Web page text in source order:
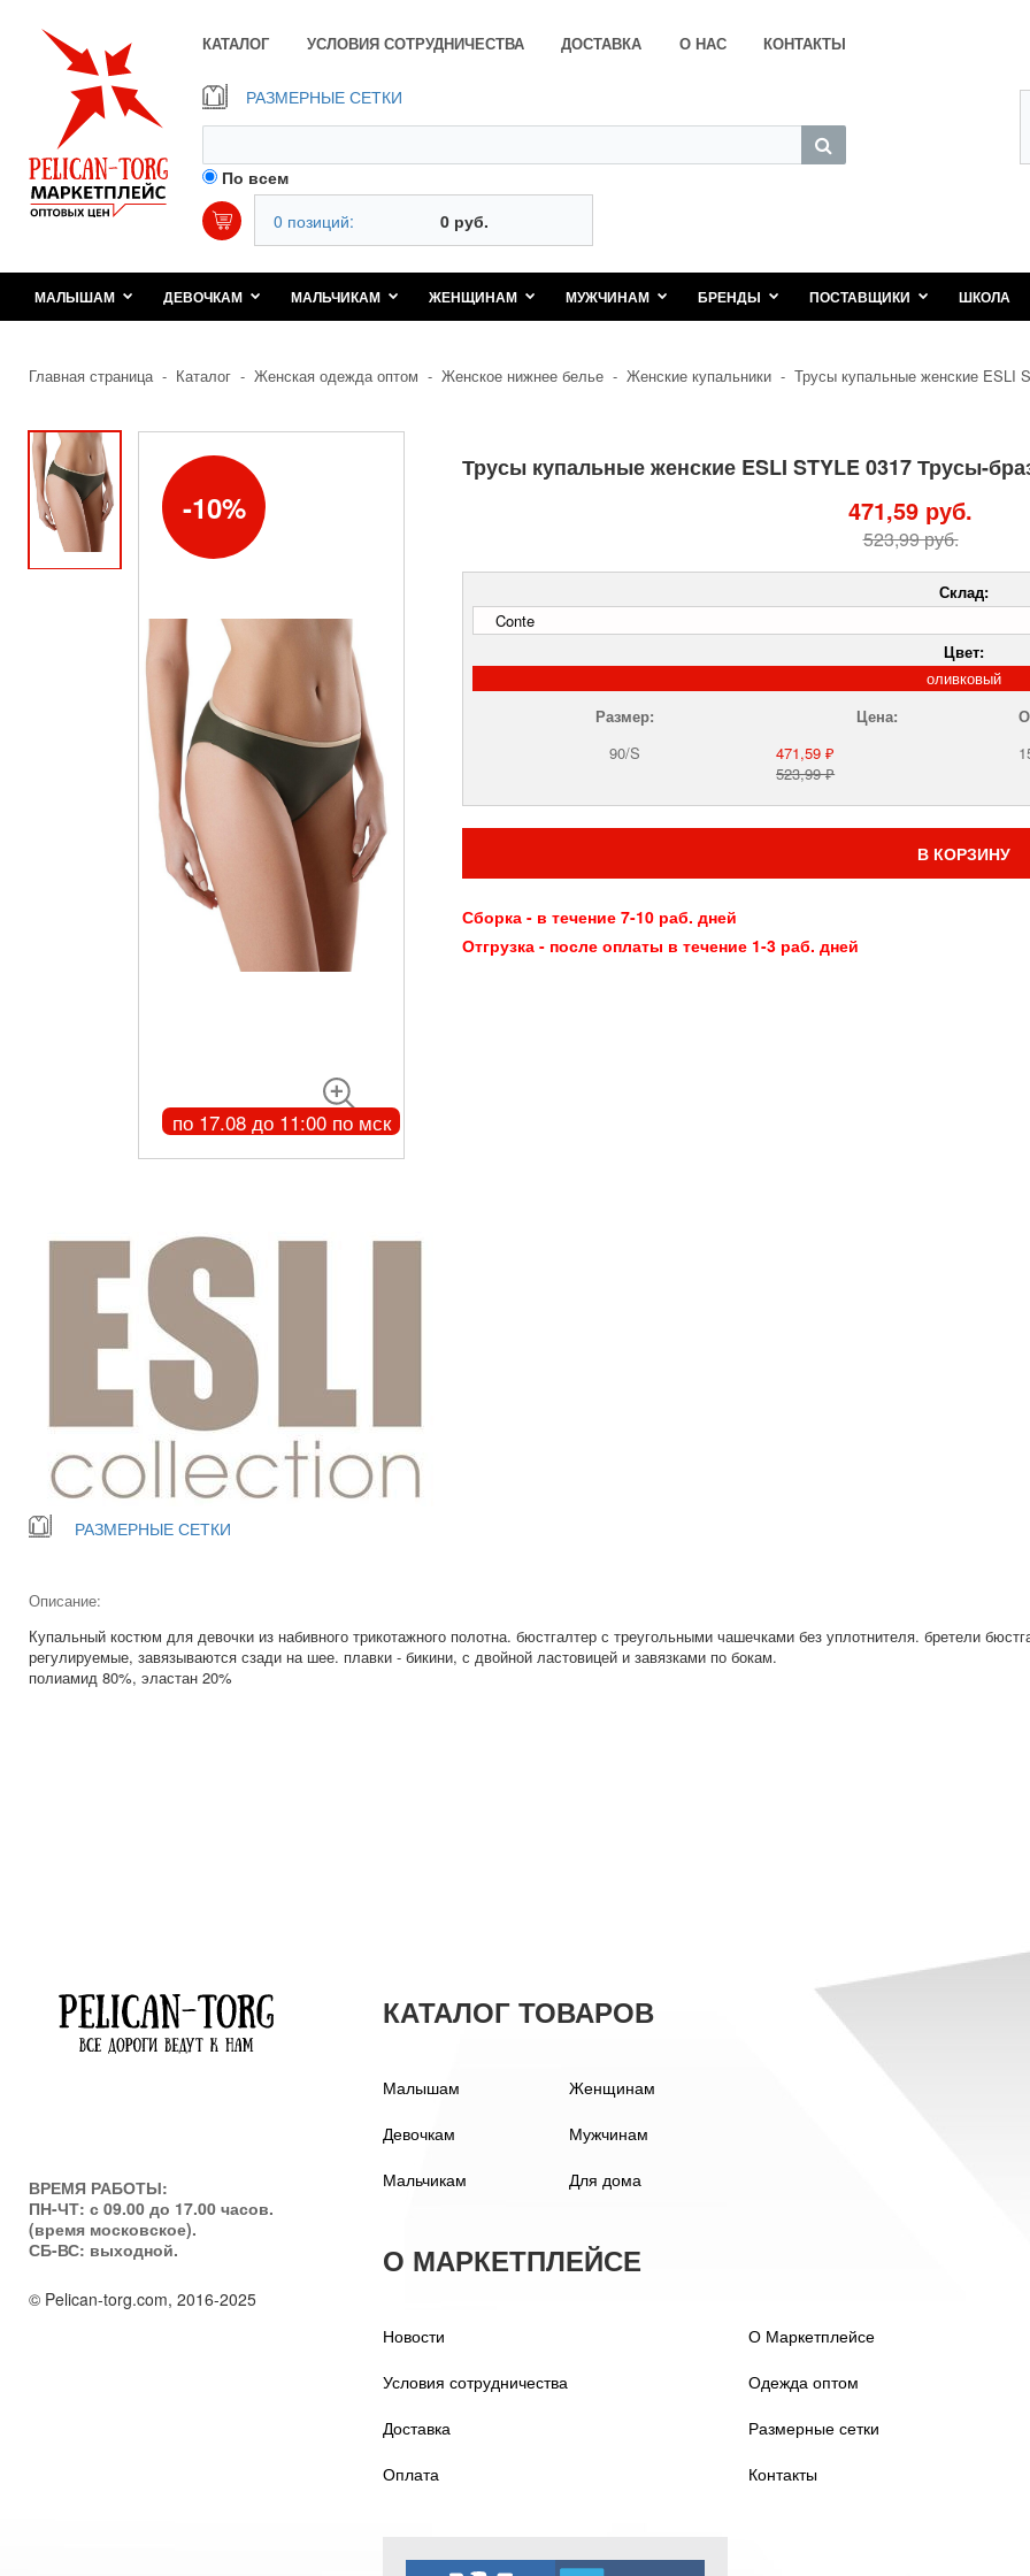
КАТАЛОГ УСЛОВИЯ СОТРУДНИЧЕСТВА ДОСТАВКА О НАС КОНТАКТЫ
РАЗМЕРНЫЕ СЕТКИ
По всем
0 позиций: 0 руб.
МАЛЫШАМ ДЕВОЧКАМ МАЛЬЧИКАМ ЖЕНЩИНАМ МУЖЧИНАМ БРЕНДЫ ПОСТАВЩИКИ ШКОЛА
Главная страница - Каталог - Женская одежда оптом - Женское нижнее белье - Женские купальники - Трусы купальные женские ESLI
10
по 17.08 до 11:00 по мск
Трусы купальные женские ESLI STYLE 0317 Трусы-
523,99 руб.
471,59 руб.
Склад:
Цвет:
оливковый
Размер:
Цена:
90/S
523,99 ₽
471,59 ₽
В КОРЗИНУ
Сборка - в течение 7-10 раб. дней
Отгрузка - после оплаты в течение 1-3 раб. дней
РАЗМЕРНЫЕ СЕТКИ
Описание:
Купальный костюм для девочки из набивного трикотажного полотна. бюстгалтер с треугольными чашечками без уплотнителя. бретели
регулируемые, завязываются сзади на шее. плавки - бикини, с двойной ластовицей и завязками по бокам.
полиамид 80%, эластан 20%
ВРЕМЯ РАБОТЫ:
ПН-ЧТ: с 09.00 до 17.00 часов.
(время московское).
СБ-ВС: выходной.
© Pelican-torg.com, 2016-2025
КАТАЛОГ ТОВАРОВ
Малышам
Девочкам
Мальчикам
Женщинам
Мужчинам
Для дома
О МАРКЕТПЛЕЙСЕ
Новости
Условия сотрудничества
Доставка
Оплата
О Маркетплейсе
Одежда оптом
Размерные сетки
Контакты